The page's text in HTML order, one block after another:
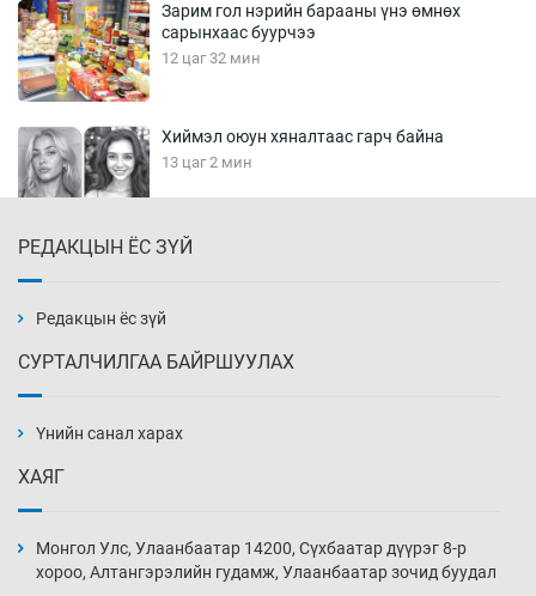
Зарим гол нэрийн барааны үнэ өмнөх
сарынхаас буурчээ
12 цаг 32 мин
Хиймэл оюун хяналтаас гарч байна
13 цаг 2 мин
13 цаг 32 мин
нэмэгджээ
14 цаг 2 мин
РЕДАКЦЫН ЁС ЗҮЙ
Редакцын ёс зүй
СУРТАЛЧИЛГАА БАЙРШУУЛАХ
Үнийн санал харах
ХАЯГ
Монгол Улс, Улаанбаатар 14200, Сүхбаатар дүүрэг 8-р
хороо, Алтангэрэлийн гудамж, Улаанбаатар зочид буудал